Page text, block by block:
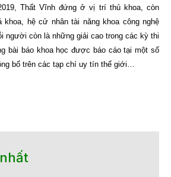
Thất Vĩnh đứng ở vị trí thủ khoa, còn
khoa, hệ cử nhân tài năng khoa công nghệ
người còn là những giải cao trong các kỳ thi
bài báo khoa học được báo cáo tại một số
bố trên các tạp chí uy tín thế giới…